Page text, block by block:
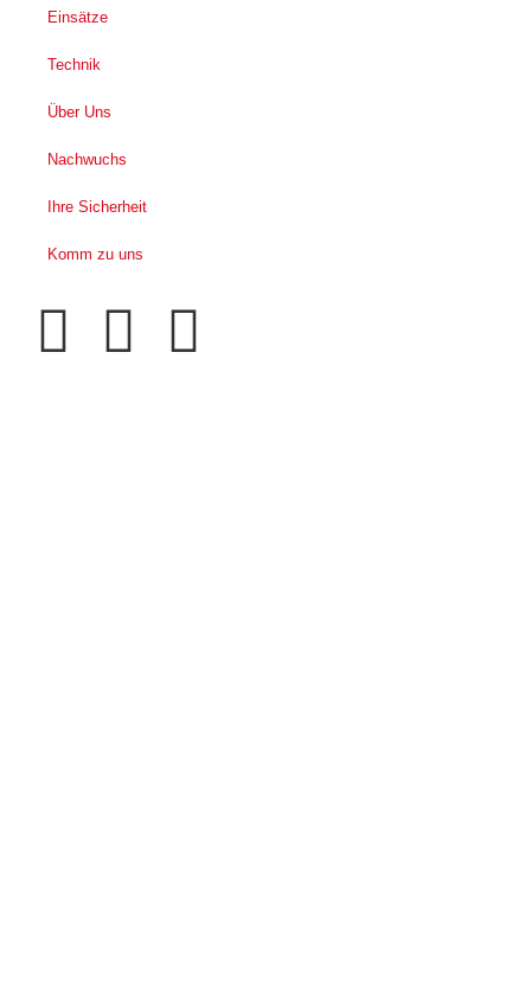
Einsätze
Technik
Über Uns
Nachwuchs
Ihre Sicherheit
Komm zu uns